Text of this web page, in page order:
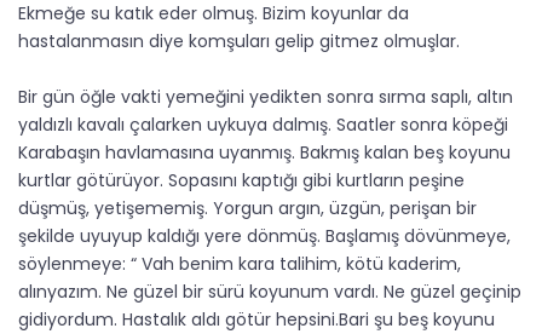
Ekmeğe su katık eder olmuş. Bizim koyunlar da
hastalanmasın diye komşuları gelip gitmez olmuşlar.
Bir gün öğle vakti yemeğini yedikten sonra sırma saplı, altın
yaldızlı kavalı çalarken uykuya dalmış. Saatler sonra köpeği
Karabaşın havlamasına uyanmış. Bakmış kalan beş koyunu
kurtlar götürüyor. Sopasını kaptığı gibi kurtların peşine
düşmüş, yetişememiş. Yorgun argın, üzgün, perişan bir
şekilde uyuyup kaldığı yere dönmüş. Başlamış dövünmeye,
söylenmeye: “ Vah benim kara talihim, kötü kaderim,
alınyazım. Ne güzel bir sürü koyunum vardı. Ne güzel geçinip
gidiyordum. Hastalık aldı götür hepsini.Bari şu beş koyunu